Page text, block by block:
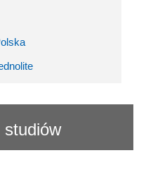
studiów